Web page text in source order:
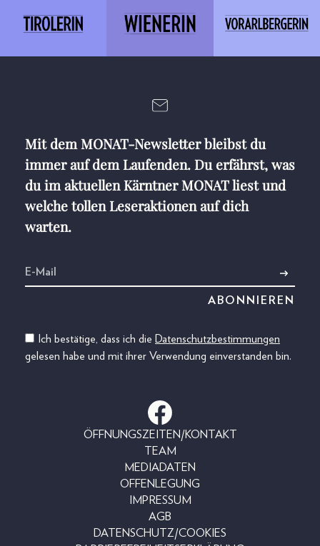
Mit dem MONAT-Newsletter bleibst du
immer auf dem Laufenden. Du erfährst, was
du im aktuellen Kärntner MONAT liest und
welche tollen Leseraktionen auf dich
warten.
Ich bestätige, dass ich die Datenschutzbestimmungen
gelesen habe und mit ihrer Verwendung einverstanden bin.
ÖFFNUNGSZEITEN/KONTAKT
TEAM
MEDIADATEN
OFFENLEGUNG
IMPRESSUM
AGB
DATENSCHUTZ/COOKIES